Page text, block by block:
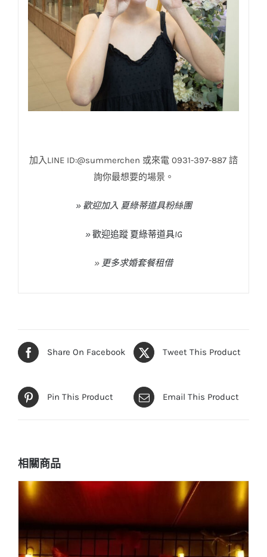
加入LINE ID:@summerchen 或來電 0931-397-887 諮
詢你最想要的場景。
» 歡迎加入 夏綠蒂道具粉絲團
»歡迎追蹤 夏綠蒂道具IG
» 更多求婚套餐租借
Share On Facebook Tweet This Product
Pin This Product Email This Product
相關商品